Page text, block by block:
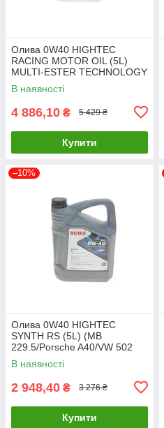
Олива 0W40 HIGHTEC
RACING MOTOR OIL (5L)
MULTI-ESTER TECHNOLOGY
ROWE 20092-0050-99 UA61
В наявності
4 886,10 ₴ 5 429 ₴
Купити
–10%
Олива 0W40 HIGHTEC
SYNTH RS (5L) (MB
229.5/Porsche A40/VW 502
00/505 00) (ACEA A3/B4) (API
20020-0050-99 UA61
В наявності
2 948,40 ₴ 3 276 ₴
Купити